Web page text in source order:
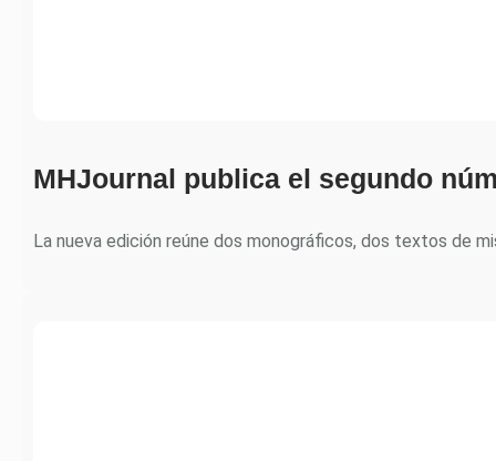
MHJournal publica el segundo
La nueva edición reúne dos monográficos, dos textos de